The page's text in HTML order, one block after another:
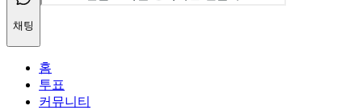
채팅
홈
투표
커뮤니티